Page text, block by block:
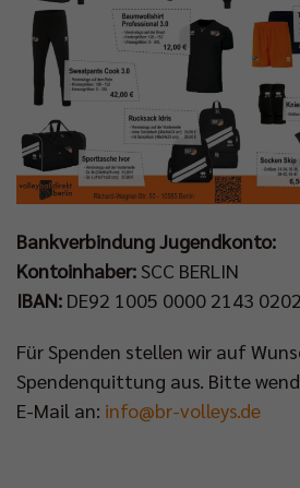
Bankverbindung Jugendkonto:
Kontoinhaber: SCC BERLIN
IBAN: DE92 1005 0000 2143
Für Spenden stellen wir auf
Spendenquittung aus. Bitte
E-Mail an: info@br-volleys.de